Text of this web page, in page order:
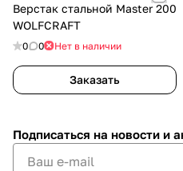
Верстак стальной Master 200
WOLFCRAFT
0 0 Нет в наличии
Заказать
Подписаться на новости и